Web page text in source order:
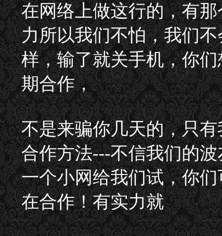
在网络上做这行的，有
力所以我们不怕，我们
样，输了就关手机，你
期合作，
不是来骗你几天的，只
合作方法---不信我们的
一个小网给我们试，你
在合作！有实力就